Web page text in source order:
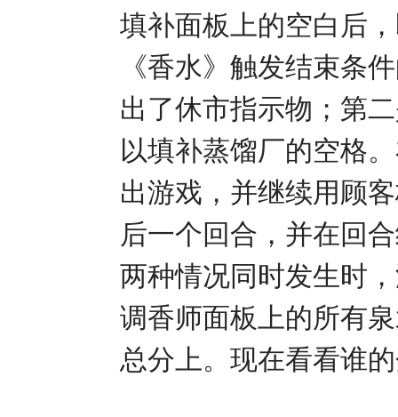
填补面板上的空白后
《香水》触发结束条
出了休市指示物；第
以填补蒸馏厂的空格
出游戏，并继续用顾
后一个回合，并在回
两种情况同时发生时
调香师面板上的所有
总分上。现在看看谁